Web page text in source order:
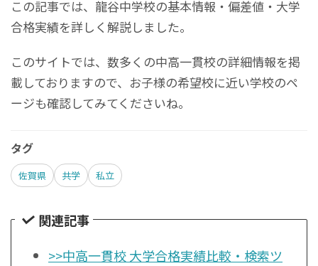
この記事では、龍谷中学校の基本情報・偏差値・大学
合格実績を詳しく解説しました。
このサイトでは、数多くの中高一貫校の詳細情報を掲
載しておりますので、お子様の希望校に近い学校のペ
ージも確認してみてくださいね。
タグ
佐賀県 共学 私立
関連記事
>>中高一貫校 大学合格実績比較・検索ツ